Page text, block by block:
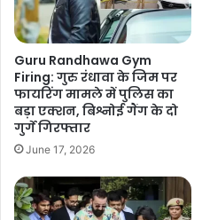
सादगी
भरा
अंदाज़
Guru Randhawa Gym
Firing: गुरु रंधावा के जिम पर
फायरिंग मामले में पुलिस का
बड़ा एक्शन, बिश्नोई गैंग के दो
गुर्गे गिरफ्तार
June 17, 2026